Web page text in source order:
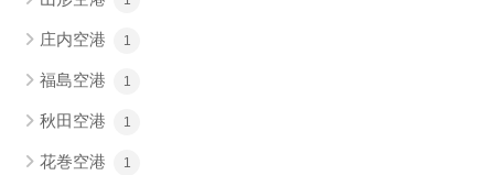
庄内空港 1
福島空港 1
秋田空港 1
花巻空港 1